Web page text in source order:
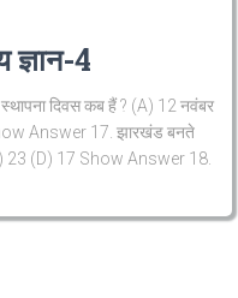
ज्ञान-4
दिवस कब हैं ? (A) 12 नवंबर
Answer 17. झारखंड बनते
23 (D) 17 Show Answer 18.